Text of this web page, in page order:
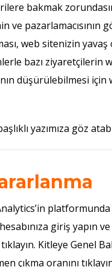
bakmak
pazarlamacısının
web sitenizin
bazı
düşürülebilmesi
yazımıza göz
giriş yapın
Kitleye Genel
çıkma oranını